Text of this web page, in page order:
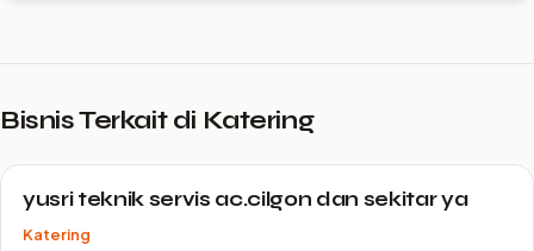
Bisnis Terkait di Katering
yusri teknik servis ac.cilgon dan sekitar ya
Katering